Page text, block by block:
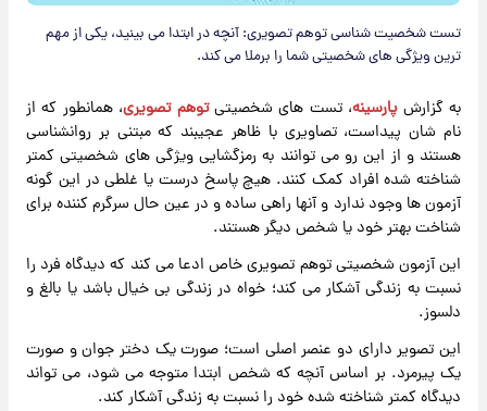
تست شخصیت شناسی توهم تصویری: آنچه در ابتدا می بینید، یکی از مهم
ترین ویژگی های شخصیتی شما را برملا می کند.
به گزارشپارسینه، تست های شخصیتیتوهم تصویری، همانطور که از
نام شان پیداست، تصاویری با ظاهر عجیبند که مبتنی بر روانشناسی
هستند و از این رو می توانند به رمزگشایی ویژگی های شخصیتی کمتر
شناخته شده افراد کمک کنند. هیچ پاسخ درست یا غلطی در این گونه
آزمون ها وجود ندارد و آنها راهی ساده و در عین حال سرگرم کننده برای
شناخت بهتر خود یا شخص دیگر هستند.
این آزمون شخصیتی توهم تصویری خاص ادعا می کند که دیدگاه فرد را
نسبت به زندگی آشکار می کند؛ خواه در زندگی بی خیال باشد یا بالغ و
دلسوز.
این تصویر دارای دو عنصر اصلی است؛ صورت یک دختر جوان و صورت
یک پیرمرد. بر اساس آنچه که شخص ابتدا متوجه می شود، می تواند
دیدگاه کمتر شناخته شده خود را نسبت به زندگی آشکار کند.